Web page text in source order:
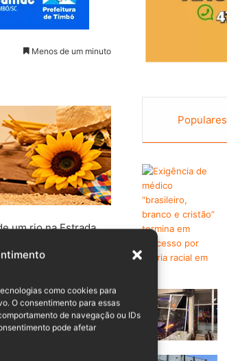
como cookies para
O consentimento para essas
de navegação ou IDs
pode afetar
Menos de um minuto
um rio na Estrada
estava com a
embaixo do
Populares